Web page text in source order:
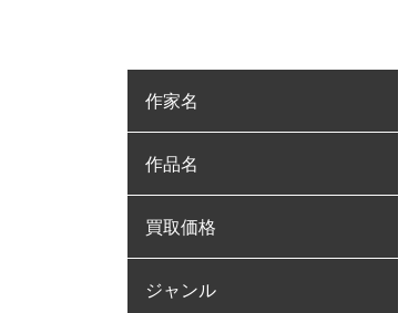
作家名
作品名
買取価格
ジャンル